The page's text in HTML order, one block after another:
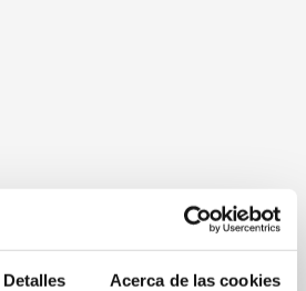
Detalles Acerca de las cookies